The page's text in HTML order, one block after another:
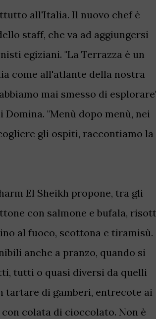
all'Italia. Il nuovo chef è
staff, che va ad aggiungersi
egiziani. "La Terrazza è un
come all'atlante della nostra
mai smesso di
"Menù dopo menù, nei
gli ospiti, raccontiamo la
El Sheikh propone, tra gli
con salmone e bufala,
al fuoco, scottona e tiramisù.
anche a pranzo, quando si
tutti o quasi diversi da quelli
tartare di gamberi, entrecote ai
colata di cioccolato. Non è